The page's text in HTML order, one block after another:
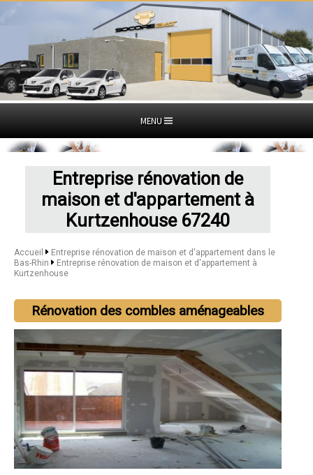
MENU
Entreprise rénovation de
maison et d'appartement à
Kurtzenhouse 67240
Accueil
Entreprise rénovation de maison et d'appartement dans le
Bas-Rhin
Entreprise rénovation de maison et d'appartement à
Kurtzenhouse
Rénovation des combles aménageables